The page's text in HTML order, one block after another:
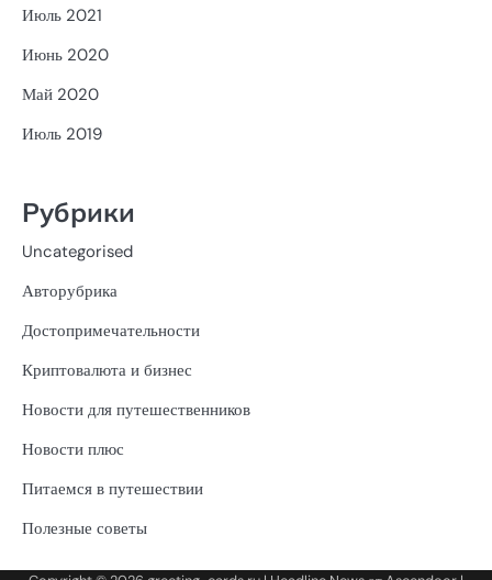
Июль 2021
Июнь 2020
Май 2020
Июль 2019
Рубрики
Uncategorised
Авторубрика
Достопримечательности
Криптовалюта и бизнес
Новости для путешественников
Новости плюс
Питаемся в путешествии
Полезные советы